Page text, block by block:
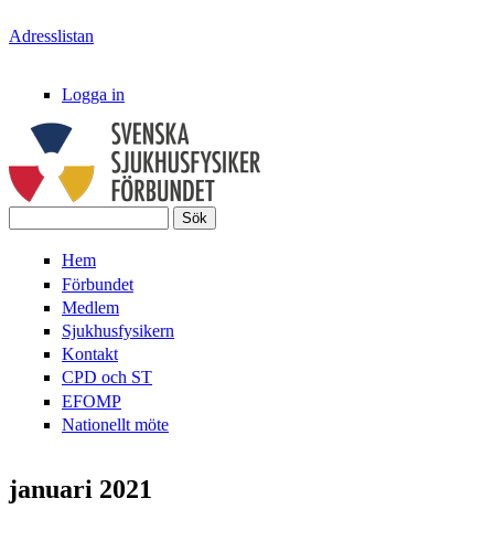
Adresslistan
Logga in
SjukhusFysikerFörbundet
Hem
Förbundet
Medlem
Sjukhusfysikern
Kontakt
CPD och ST
EFOMP
Nationellt möte
januari 2021